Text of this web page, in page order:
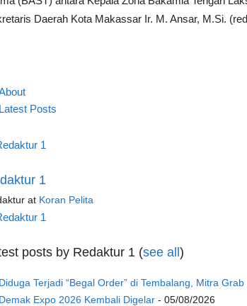
Daerah Kota Makassar Ir. M. Ansar, M.Si.
Latest Posts
1
at Koran Pelita
posts by Redaktur 1 (see all )
Diduga Terjadi “Begal Order” di Tembalang, Mitra
Demak Expo 2026 Kembali Digelar - 05/08/2026